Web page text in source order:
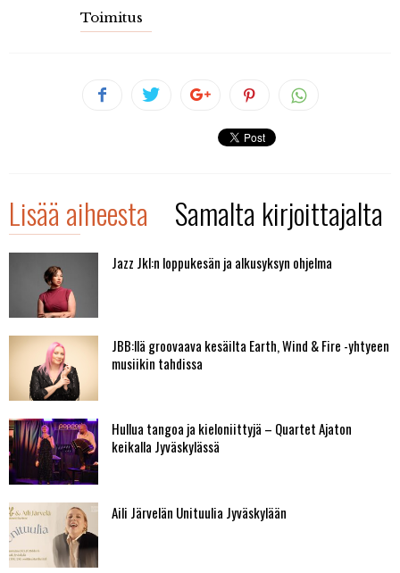
Toimitus
Lisää aiheesta Samalta kirjoittajalta
Jazz Jkl:n loppukesän ja alkusyksyn ohjelma
JBB:llä groovaava kesäilta Earth, Wind & Fire -yhtyeen
musiikin tahdissa
Hullua tangoa ja kieloniittyjä – Quartet Ajaton
keikalla Jyväskylässä
Aili Järvelän Unituulia Jyväskylään